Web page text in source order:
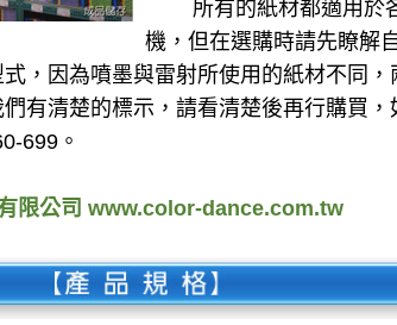
所有的紙材都適用於
機，但在選購時請先瞭解
，因為噴墨與雷射所使用的紙材不同
有清楚的標示，請看清楚後再行購買，
699。
限公司 www.color-dance.com.tw